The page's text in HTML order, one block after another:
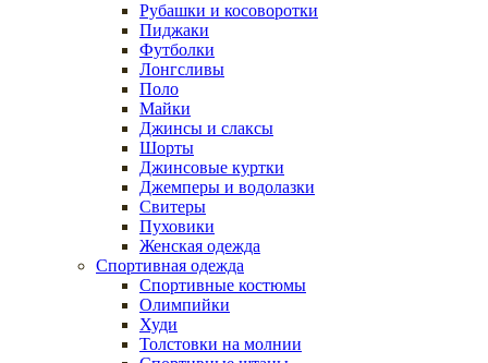
Рубашки и косоворотки
Пиджаки
Футболки
Лонгсливы
Поло
Майки
Джинсы и слаксы
Шорты
Джинсовые куртки
Джемперы и водолазки
Свитеры
Пуховики
Женская одежда
Спортивная одежда
Спортивные костюмы
Олимпийки
Худи
Толстовки на молнии